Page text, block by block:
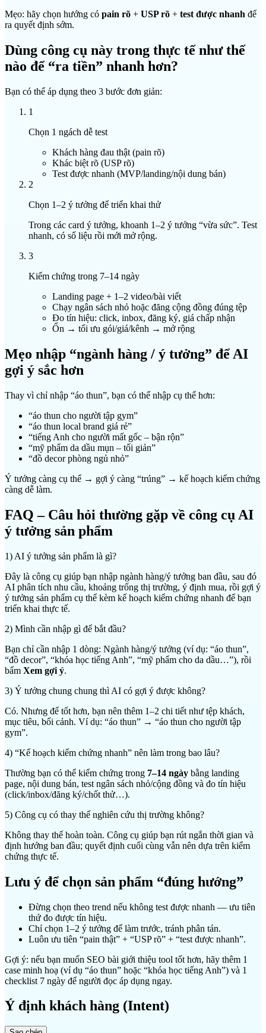
Mẹo: hãy chọn hướng có pain rõ + USP rõ + test được nhanh để
ra quyết định sớm.
Dùng công cụ này trong thực tế như thế
nào để “ra tiền” nhanh hơn?
Bạn có thể áp dụng theo 3 bước đơn giản:
1
Chọn 1 ngách dễ test
Khách hàng đau thật (pain rõ)
Khác biệt rõ (USP rõ)
Test được nhanh (MVP/landing/nội dung bán)
2
Chọn 1–2 ý tưởng để triển khai thử
Trong các card ý tưởng, khoanh 1–2 ý tưởng “vừa sức”. Test
nhanh, có số liệu rồi mới mở rộng.
3
Kiểm chứng trong 7–14 ngày
Landing page + 1–2 video/bài viết
Chạy ngân sách nhỏ hoặc đăng cộng đồng đúng tệp
Đo tín hiệu: click, inbox, đăng ký, giá chấp nhận
Ổn → tối ưu gói/giá/kênh → mở rộng
Mẹo nhập “ngành hàng / ý tưởng” để AI
gợi ý sắc hơn
Thay vì chỉ nhập “áo thun”, bạn có thể nhập cụ thể hơn:
“áo thun cho người tập gym”
“áo thun local brand giá rẻ”
“tiếng Anh cho người mất gốc – bận rộn”
“mỹ phẩm da dầu mụn – tối giản”
“đồ decor phòng ngủ nhỏ”
Ý tưởng càng cụ thể → gợi ý càng “trúng” → kế hoạch kiểm chứng
càng dễ làm.
FAQ – Câu hỏi thường gặp về công cụ AI
ý tưởng sản phẩm
1) AI ý tưởng sản phẩm là gì?
Đây là công cụ giúp bạn nhập ngành hàng/ý tưởng ban đầu, sau đó
AI phân tích nhu cầu, khoảng trống thị trường, ý định mua, rồi gợi ý
ý tưởng sản phẩm cụ thể kèm kế hoạch kiểm chứng nhanh để bạn
triển khai thực tế.
2) Mình cần nhập gì để bắt đầu?
Bạn chỉ cần nhập 1 dòng: Ngành hàng/ý tưởng (ví dụ: “áo thun”,
“đồ decor”, “khóa học tiếng Anh”, “mỹ phẩm cho da dầu…”), rồi
bấm Xem gợi ý.
3) Ý tưởng chung chung thì AI có gợi ý được không?
Có. Nhưng để tốt hơn, bạn nên thêm 1–2 chi tiết như tệp khách,
mục tiêu, bối cảnh. Ví dụ: “áo thun” → “áo thun cho người tập
gym”.
4) “Kế hoạch kiểm chứng nhanh” nên làm trong bao lâu?
Thường bạn có thể kiểm chứng trong 7–14 ngày bằng landing
page, nội dung bán, test ngân sách nhỏ/cộng đồng và đo tín hiệu
(click/inbox/đăng ký/chốt thử…).
5) Công cụ có thay thế nghiên cứu thị trường không?
Không thay thế hoàn toàn. Công cụ giúp bạn rút ngắn thời gian và
định hướng ban đầu; quyết định cuối cùng vẫn nên dựa trên kiểm
chứng thực tế.
Lưu ý để chọn sản phẩm “đúng hướng”
Đừng chọn theo trend nếu không test được nhanh — ưu tiên
thứ đo được tín hiệu.
Chỉ chọn 1–2 ý tưởng để làm trước, tránh phân tán.
Luôn ưu tiên “pain thật” + “USP rõ” + “test được nhanh”.
Gợi ý: nếu bạn muốn SEO bài giới thiệu tool tốt hơn, hãy thêm 1
case minh hoạ (ví dụ “áo thun” hoặc “khóa học tiếng Anh”) và 1
checklist 7 ngày để người đọc áp dụng ngay.
Ý định khách hàng (Intent)